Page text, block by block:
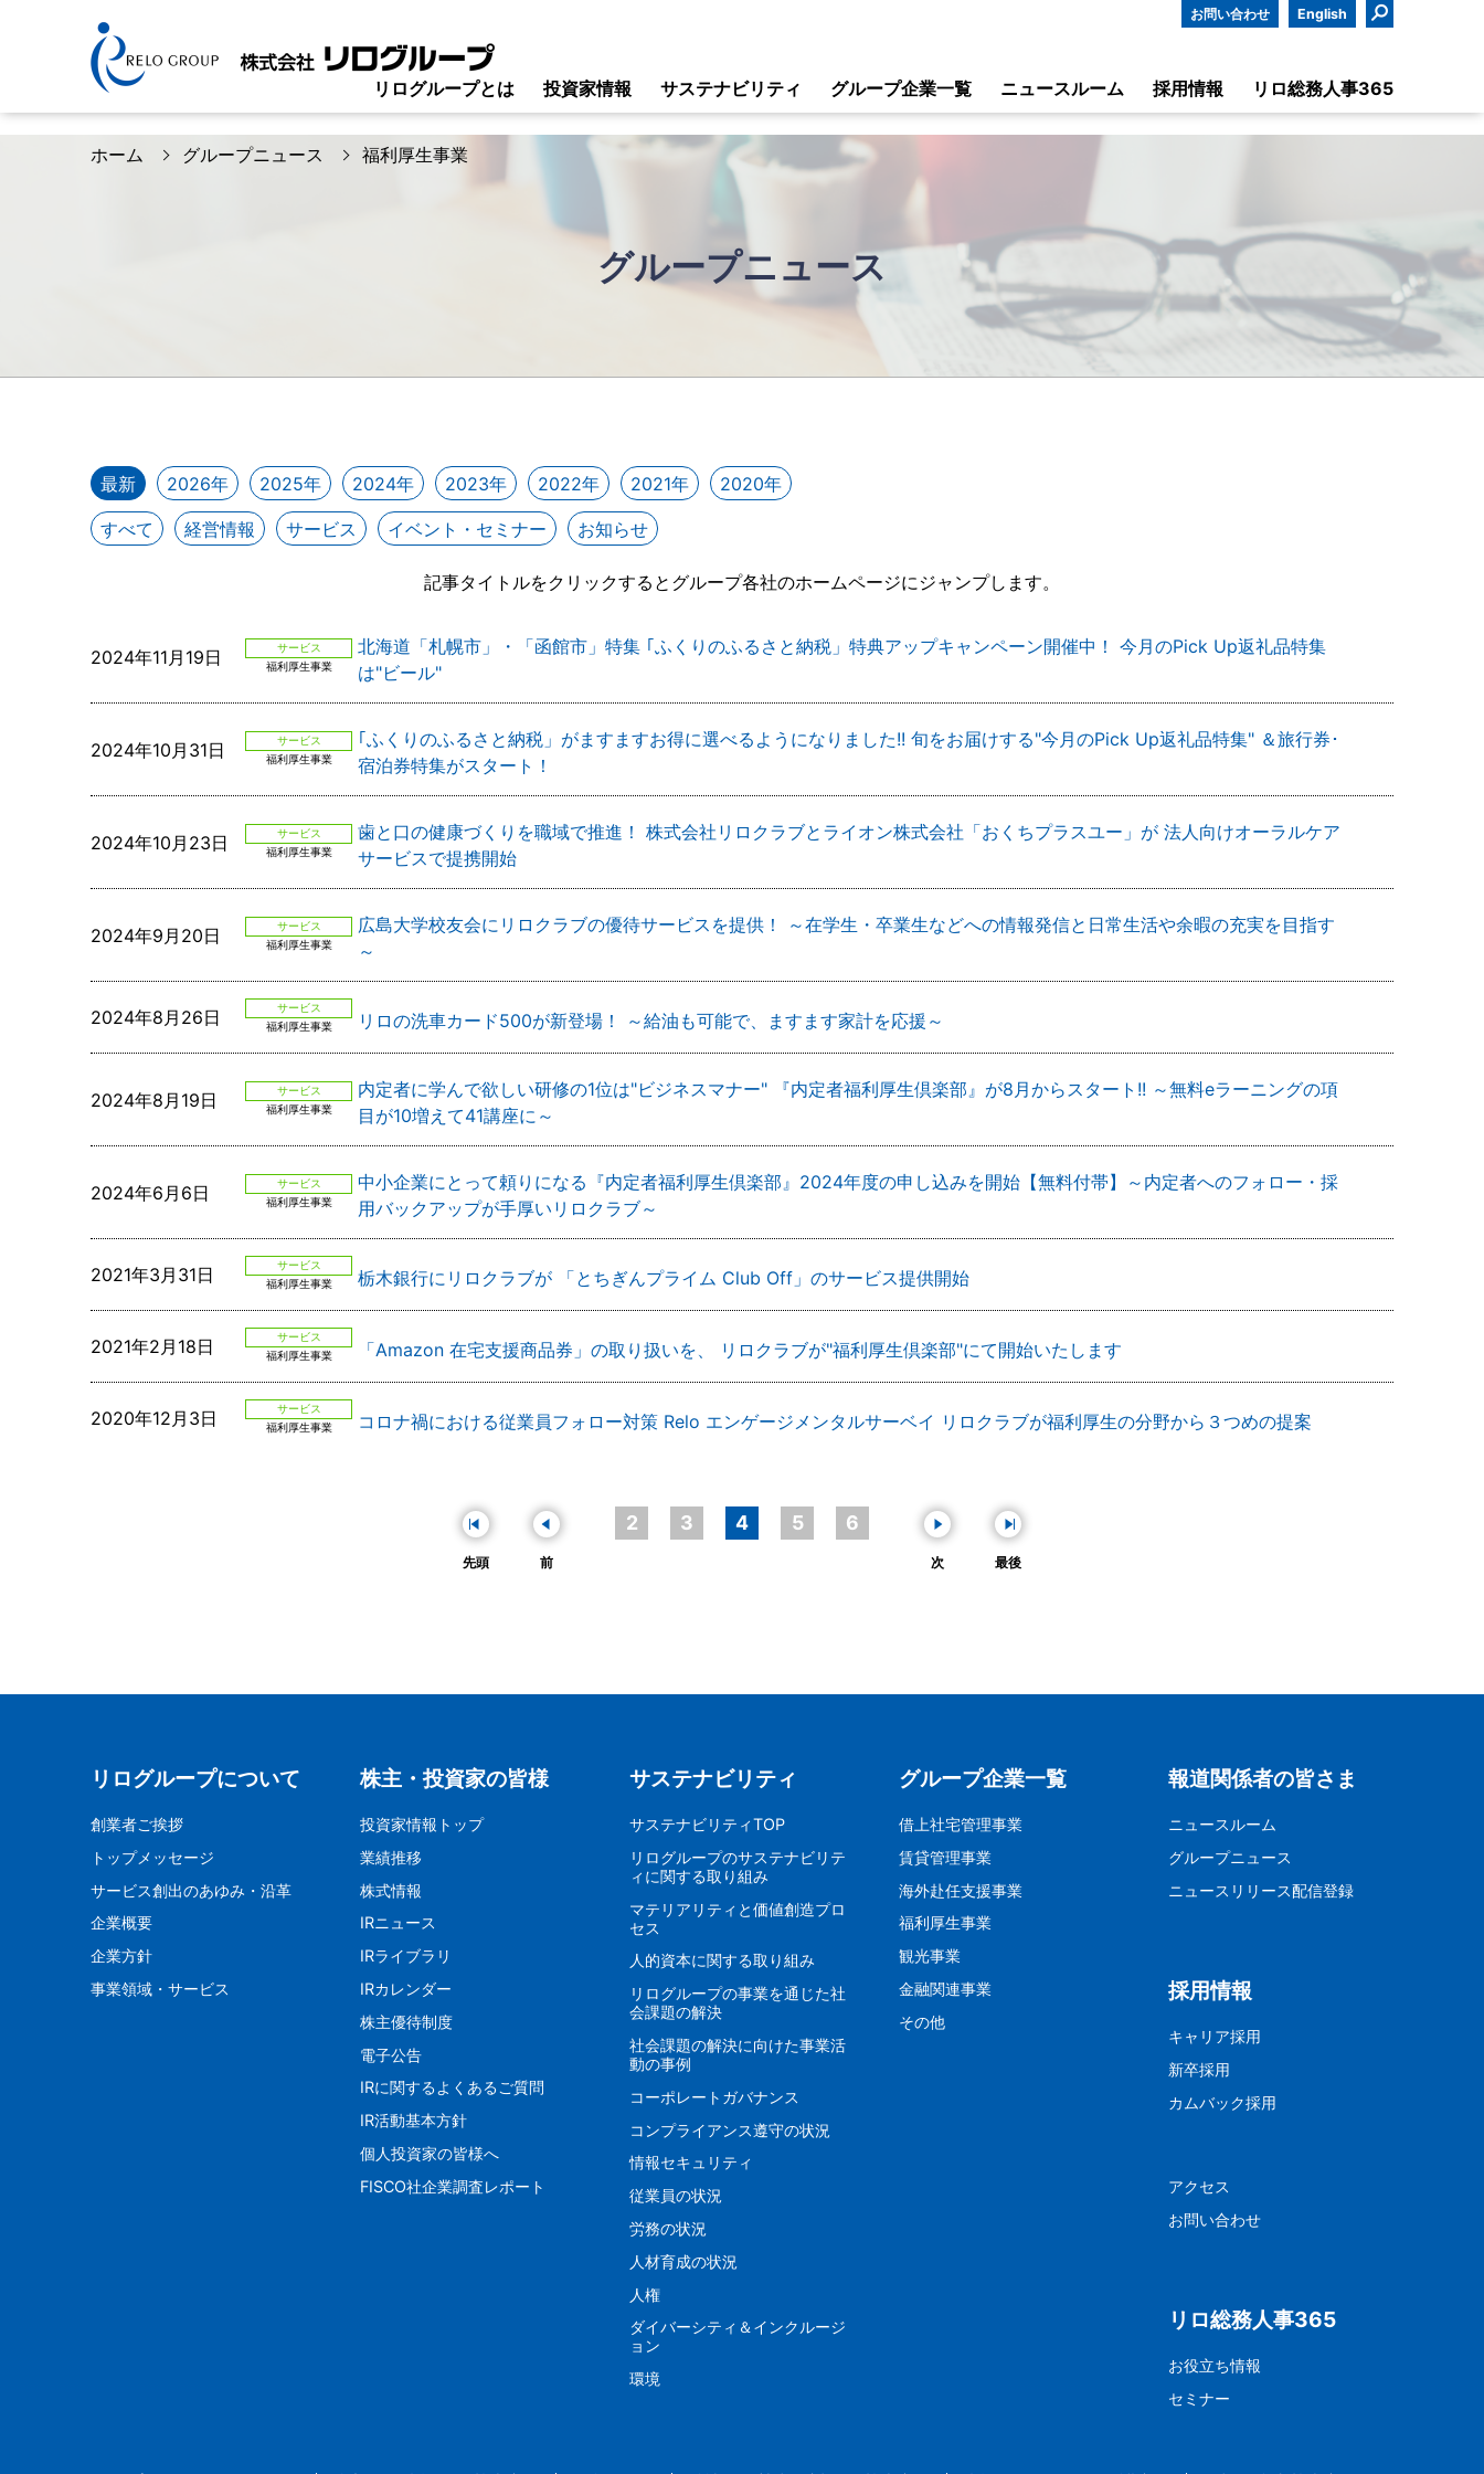
お問い合わせ English
リログループとは 投資家情報 サステナビリティ グループ企業一覧 ニュースルーム 採用情報 リロ総務人事365
グループニュース
ホーム グループニュース 福利厚生事業
最新 2026年 2025年 2024年 2023年 2022年 2021年 2020年
すべて 経営情報 サービス イベント・セミナー お知らせ
記事タイトルをクリックするとグループ各社のホームページにジャンプします。
2024年11月19日
サービス
福利厚生事業
北海道「札幌市」・「函館市」特集 ｢ふくりのふるさと納税」特典アップキャンペーン開催中！ 今月のPick Up返礼品特集
は"ビール"
2024年10月31日
サービス
福利厚生事業
｢ふくりのふるさと納税」がますますお得に選べるようになりました!! 旬をお届けする"今月のPick Up返礼品特集" ＆旅行券･
宿泊券特集がスタート！
2024年10月23日
サービス
福利厚生事業
歯と口の健康づくりを職域で推進！ 株式会社リロクラブとライオン株式会社「おくちプラスユー」が 法人向けオーラルケア
サービスで提携開始
2024年9月20日
サービス
福利厚生事業
広島大学校友会にリロクラブの優待サービスを提供！ ～在学生・卒業生などへの情報発信と日常生活や余暇の充実を目指す
～
2024年8月26日
サービス
福利厚生事業
リロの洗車カード500が新登場！ ～給油も可能で、ますます家計を応援～
2024年8月19日
サービス
福利厚生事業
内定者に学んで欲しい研修の1位は"ビジネスマナー" 『内定者福利厚生倶楽部』が8月からスタート!! ～無料eラーニングの項
目が10増えて41講座に～
2024年6月6日
サービス
福利厚生事業
中小企業にとって頼りになる『内定者福利厚生倶楽部』2024年度の申し込みを開始【無料付帯】～内定者へのフォロー・採
用バックアップが手厚いリロクラブ～
2021年3月31日
サービス
福利厚生事業
栃木銀行にリロクラブが 「とちぎんプライム Club Off」のサービス提供開始
2021年2月18日
サービス
福利厚生事業
「Amazon 在宅支援商品券」の取り扱いを、 リロクラブが"福利厚生倶楽部"にて開始いたします
2020年12月3日
サービス
福利厚生事業
コロナ禍における従業員フォロー対策 Relo エンゲージメンタルサーベイ リロクラブが福利厚生の分野から３つめの提案
先頭 前
2 3 4 5 6
次 最後
リログループについて
創業者ご挨拶
トップメッセージ
サービス創出のあゆみ・沿革
企業概要
企業方針
事業領域・サービス
株主・投資家の皆様
投資家情報トップ
業績推移
株式情報
IRニュース
IRライブラリ
IRカレンダー
株主優待制度
電子公告
IRに関するよくあるご質問
IR活動基本方針
個人投資家の皆様へ
FISCO社企業調査レポート
サステナビリティ
サステナビリティTOP
リログループのサステナビリテ
ィに関する取り組み
マテリアリティと価値創造プロ
セス
人的資本に関する取り組み
リログループの事業を通じた社
会課題の解決
社会課題の解決に向けた事業活
動の事例
コーポレートガバナンス
コンプライアンス遵守の状況
情報セキュリティ
従業員の状況
労務の状況
人材育成の状況
人権
ダイバーシティ＆インクルージ
ョン
環境
グループ企業一覧
借上社宅管理事業
賃貸管理事業
海外赴任支援事業
福利厚生事業
観光事業
金融関連事業
その他
報道関係者の皆さま
ニュースルーム
グループニュース
ニュースリリース配信登録
採用情報
キャリア採用
新卒採用
カムバック採用
アクセス
お問い合わせ
リロ総務人事365
お役立ち情報
セミナー